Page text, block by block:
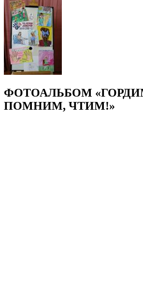
ФОТОАЛЬБОМ
ПОМНИМ, ЧТИМ!»